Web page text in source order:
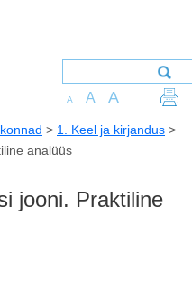
A A A
> 1. Keel ja kirjandus >
analüüs
jooni. Praktiline